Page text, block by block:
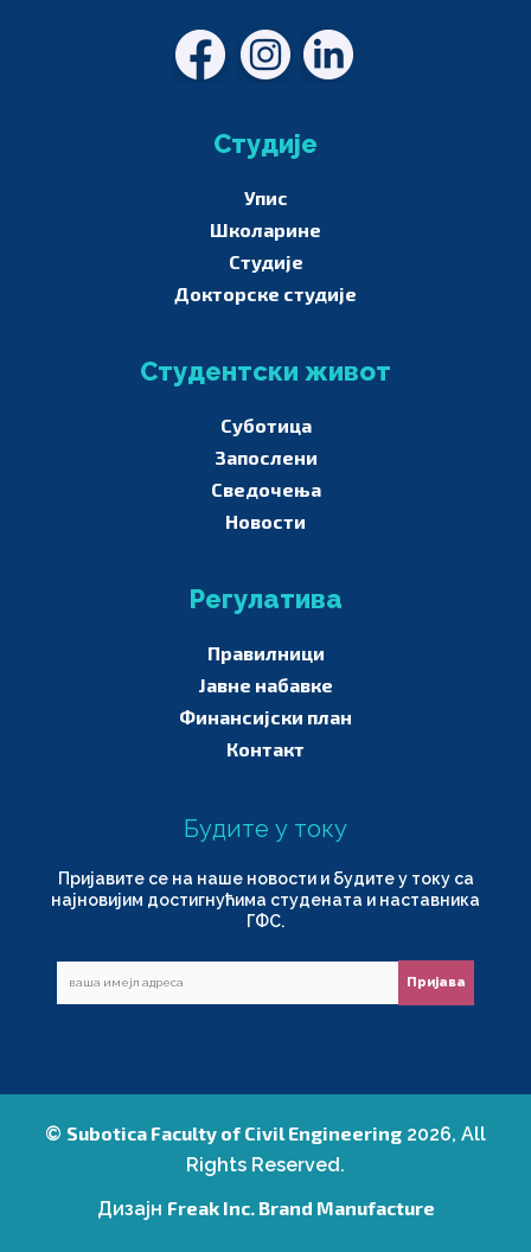
Студије
Упис
Школарине
Студије
Докторске студије
Студентски живот
Суботица
Запослени
Сведочења
Новости
Регулатива
Правилници
Јавне набавке
Финансијски план
Контакт
Будите у току
Пријавите се на наше новости и будите у току са
најновијим достигнућима студената и наставника
ГФС.
© Subotica Faculty of Civil Engineering 2026, All
Rights Reserved.
Дизајн Freak Inc. Brand Manufacture